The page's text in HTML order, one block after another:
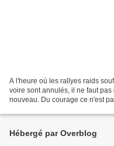
A l'heure où les rallyes raids
voire sont annulés, il ne faut
nouveau. Du courage ce n'est
Hébergé par Overblog